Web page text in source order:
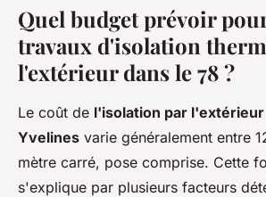
Quel budget prévoir
travaux d'isolation
l'extérieur dans le 78 ?
Le coût de l'isolation par l'extérieur
Yvelines varie généralement entre
mètre carré, pose comprise. Cette
s'explique par plusieurs facteurs